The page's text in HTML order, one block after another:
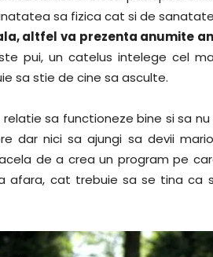
sa fizica cat si de
altfel va prezenta anumite
pui, un catelus intelege cel
sa stie de cine sa asculte.
sa functioneze bine si sa
dar nici sa ajungi sa devii
de a crea un program pe
afara, cat trebuie sa se tina ca